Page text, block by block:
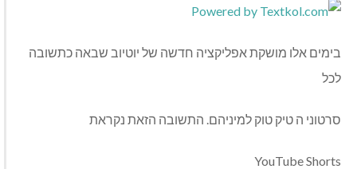
בימים אלו מושקת אפליקציה חדשה של יוטיוב שבאה כתשובה
לכל
סרטוני ה טיק טוק למיניהם. התשובה הזאת נקראת
YouTube Shorts